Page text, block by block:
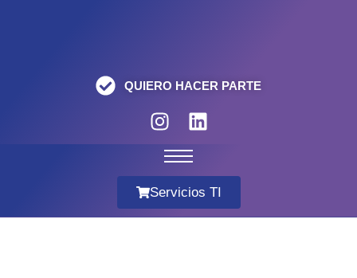
QUIERO HACER PARTE
Servicios TI